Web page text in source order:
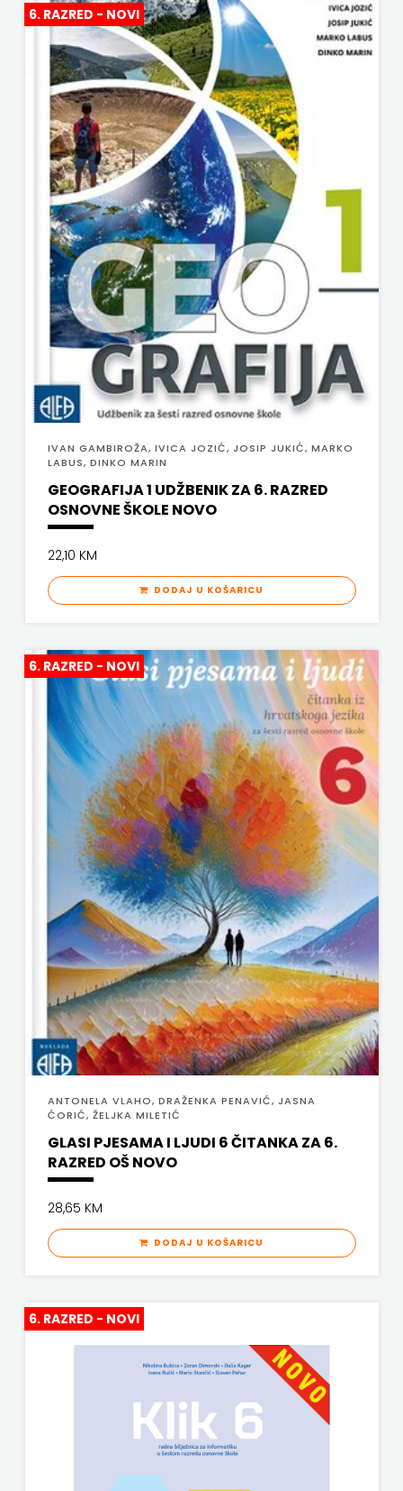
6. RAZRED - NOVI
IVAN GAMBIROŽA, IVICA JOZIĆ, JOSIP JUKIĆ, MARKO
LABUS, DINKO MARIN
GEOGRAFIJA 1 UDŽBENIK ZA 6. RAZRED
OSNOVNE ŠKOLE NOVO
22,10 KM
DODAJ U KOŠARICU
6. RAZRED - NOVI
ANTONELA VLAHO, DRAŽENKA PENAVIĆ, JASNA
ĆORIĆ, ŽELJKA MILETIĆ
GLASI PJESAMA I LJUDI 6 ČITANKA ZA 6.
RAZRED OŠ NOVO
28,65 KM
DODAJ U KOŠARICU
6. RAZRED - NOVI